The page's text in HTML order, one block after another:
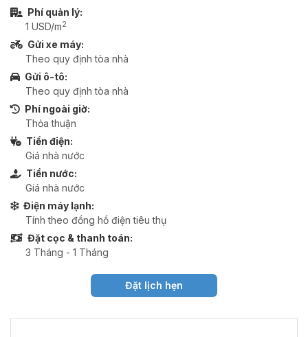
Phí quản lý:
1 USD/m2
Gửi xe máy:
Theo quy định tòa nhà
Gửi ô-tô:
Theo quy định tòa nhà
Phí ngoài giờ:
Thỏa thuận
Tiền điện:
Giá nhà nước
Tiền nước:
Giá nhà nước
Điện máy lạnh:
Tính theo đồng hồ điện tiêu thụ
Đặt cọc & thanh toán:
3 Tháng - 1 Tháng
Đặt lịch hẹn